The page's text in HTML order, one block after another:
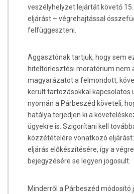
veszélyhelyzet lejártát követő
eljárást – végrehajtással
felfüggeszteni.
Aggasztónak tartjuk, hogy sem
hiteltörlesztési moratórium nem
magyarázatot a felmondott,
került tartozásokkal kapcsolatos
nyomán a Párbeszéd követeli,
hatálya terjedjen ki a
ügyekre is. Szigorítani kell
közzétételére vonatkozó
eljárás előkészítésére, így a
bejegyzésére se legyen jogosult.
Minderről a Párbeszéd módosító